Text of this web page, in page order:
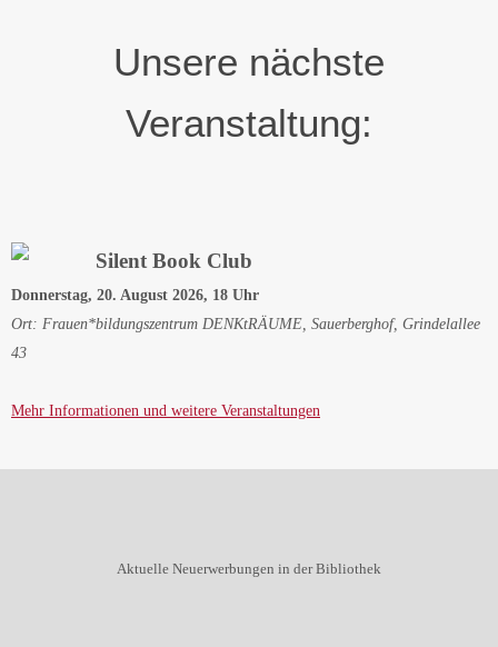
Unsere nächste
Veranstaltung:
Silent Book Club
Donnerstag, 20. August 2026, 18 Uhr
Ort: Frauen*bildungszentrum DENKtRÄUME, Sauerberghof, Grindelallee
43
Mehr Informationen und weitere Veranstaltungen
Aktuelle Neuerwerbungen in der Bibliothek